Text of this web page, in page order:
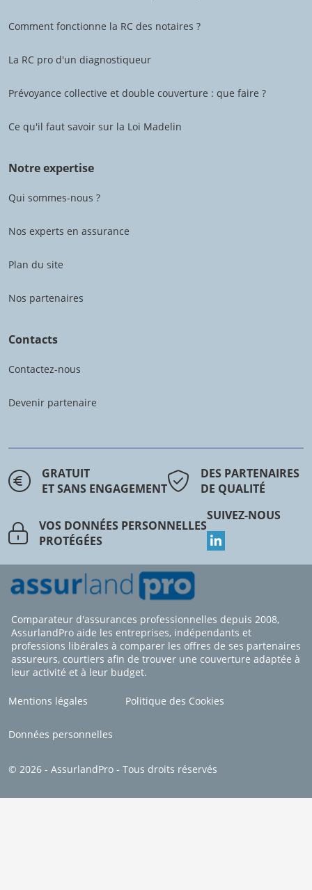
Comment fonctionne la RC des notaires ?
La RC pro d'un diagnostiqueur
Prévoyance collective et double couverture : que faire ?
Ce qu'il faut savoir sur la Loi Madelin
Notre expertise
Qui sommes-nous ?
Nos experts en assurance
Plan du site
Nos partenaires
Contacts
Contactez-nous
Devenir partenaire
GRATUIT
ET SANS ENGAGEMENT
DES PARTENAIRES
DE QUALITÉ
VOS DONNÉES PERSONNELLES
PROTÉGÉES
SUIVEZ-NOUS
Comparateur d'assurances professionnelles depuis 2008,
AssurlandPro aide les entreprises, indépendants et
professions libérales à comparer les offres de ses partenaires
assureurs, courtiers afin de trouver une couverture adaptée à
leur activité et à leur budget.
Mentions légales Politique des Cookies
Données personnelles
© 2026 - AssurlandPro - Tous droits réservés